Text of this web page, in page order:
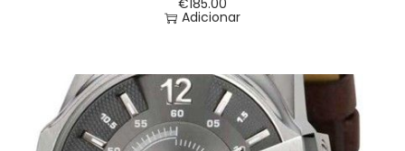
€185.00
Adicionar